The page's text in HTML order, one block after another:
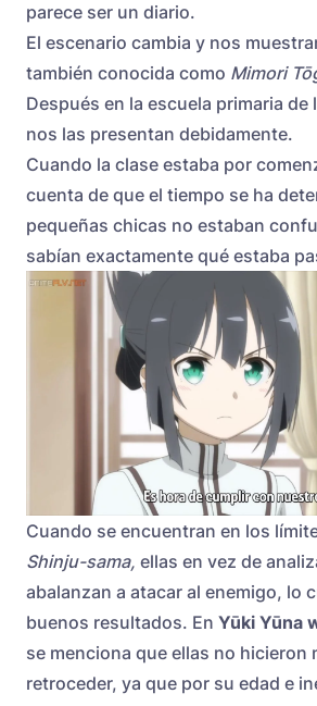
parece ser un diario.
El escenario cambia y nos
también conocida como Mimori
Después en la escuela primaria
nos las presentan debidamente.
Cuando la clase estaba por
cuenta de que el tiempo se ha
pequeñas chicas no estaban
sabían exactamente qué estaba
Cuando se encuentran en los
Shinju-sama, ellas en vez de
abalanzan a atacar al enemigo, lo
buenos resultados. En Yūki Yūna
se menciona que ellas no hicieron
retroceder, ya que por su edad e